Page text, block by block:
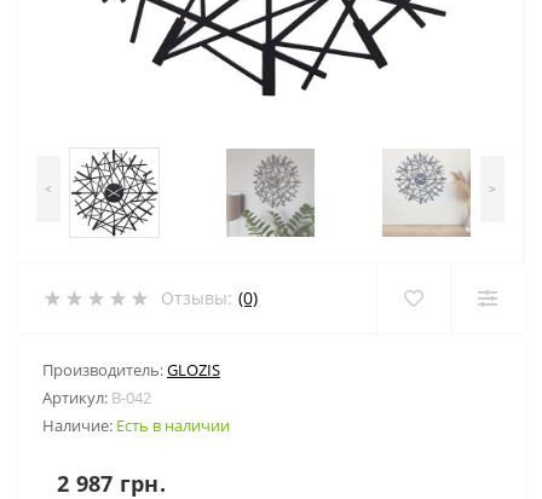
< >
Отзывы: (0)
Производитель:GLOZIS
Артикул: B-042
Наличие: Есть в наличии
2 987 грн.